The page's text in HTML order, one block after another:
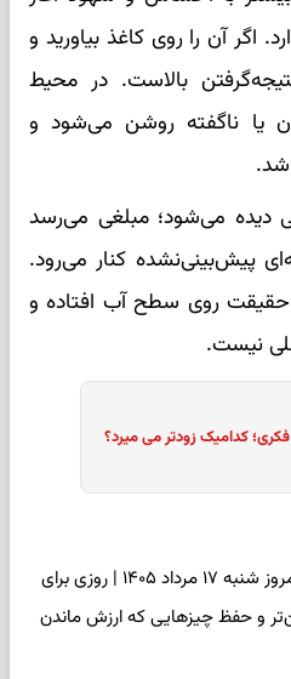
اگر آن را روی کاغذ بیاورید و
بالاست. در محیط
یا ناگفته روشن می‌شود و
دیده می‌شود؛ مبلغی می‌رسد
پیش‌بینی‌نشده کنار می‌رود.
روی سطح آب افتاده و
نیست.
کدامیک زودتر می میرد؟
فال سرنوشت امروز شنبه ۱۷ مرداد ۱۴۰۵ | روزی برای
و حفظ چیزهایی که ارزش ماندن